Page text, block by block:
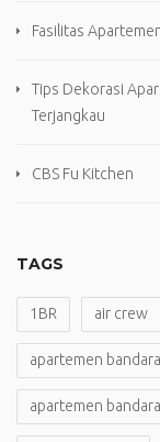
Fasilitas
Tips Dekorasi
Terjangkau
CBS Fu Kitchen
TAGS
1BR air crew
apartemen bandara
apartemen